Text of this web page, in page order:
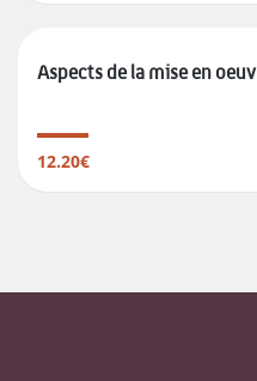
Aspects de la mise en
12.20€